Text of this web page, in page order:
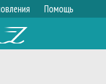
Помощь